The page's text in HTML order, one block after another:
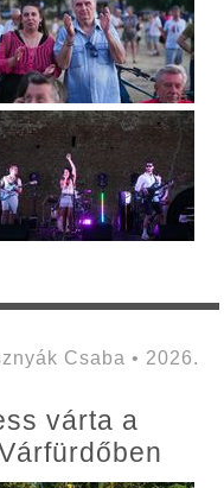
Csaba • 2026.
várta a